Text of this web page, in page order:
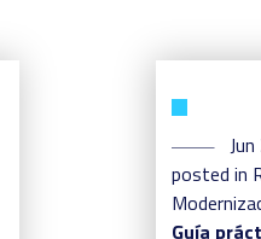
posted in
Guía